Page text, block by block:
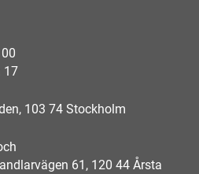
17
103 74 Stockholm
61, 120 44 Årsta